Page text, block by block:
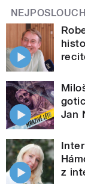
Jan
z